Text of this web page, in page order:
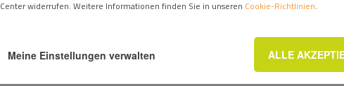
Center widerrufen. Weitere Informationen finden Sie in unseren Cookie-Richtlinien.
ALLE
Meine Einstellungen verwalten